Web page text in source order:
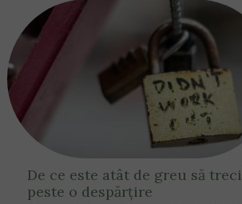
De ce este atât de greu să treci
peste o despărțire